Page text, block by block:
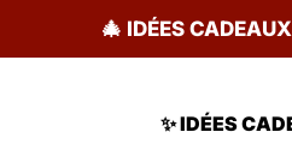
🎄 IDÉES
✨ IDÉES